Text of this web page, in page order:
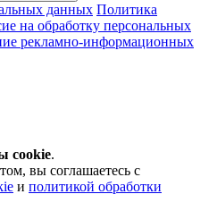
данных Политика
на обработку персональных
рекламно-информационных
cookie.
вы соглашаетесь с
и политикой обработки